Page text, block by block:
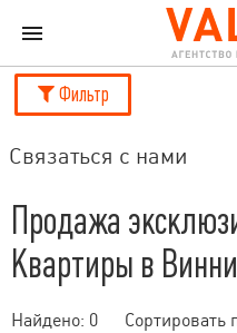
Фильтр
Связаться с нами
Продажа
Квартиры в
Найдено: 0 Сортировать